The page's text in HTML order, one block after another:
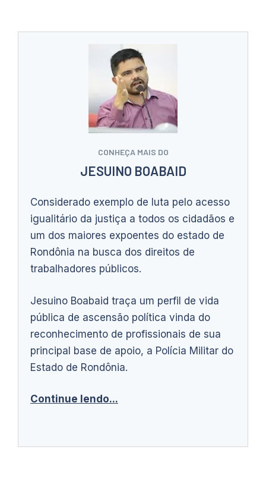
CONHEÇA MAIS DO
JESUINO BOABAID
Considerado exemplo de luta pelo acesso
igualitário da justiça a todos os cidadãos e
um dos maiores expoentes do estado de
Rondônia na busca dos direitos de
trabalhadores públicos.
Jesuino Boabaid traça um perfil de vida
pública de ascensão política vinda do
reconhecimento de profissionais de sua
principal base de apoio, a Polícia Militar do
Estado de Rondônia.
Continue lendo...